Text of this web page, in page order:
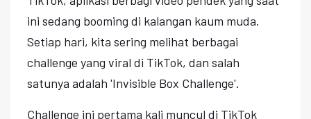
ini sedang booming di kalangan kaum muda.
Setiap hari, kita sering melihat berbagai
challenge yang viral di TikTok, dan salah
satunya adalah 'Invisible Box Challenge'.
Challenge ini pertama kali muncul di TikTok